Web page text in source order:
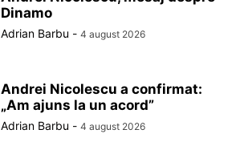
Dinamo
Adrian Barbu - 4 august 2026
Andrei Nicolescu a confirmat:
„Am ajuns la un acord”
Adrian Barbu - 4 august 2026